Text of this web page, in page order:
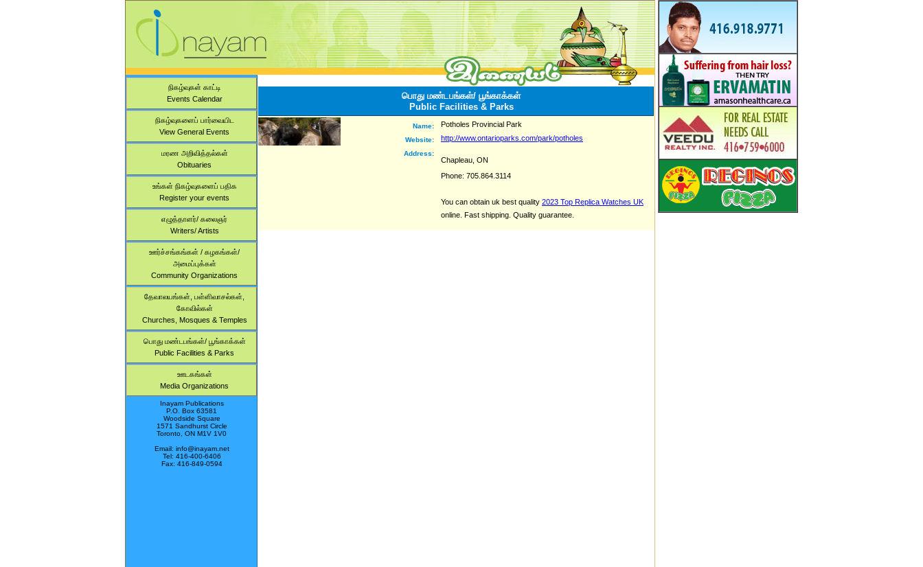
நிகழ்வுகள் காட்டி
Events Calendar
நிகழ்வுகளைப் பார்வையிட
View General Events
மரண அறிவித்தல்கள்
Obituaries
உங்கள் நிகழ்வுகளைப் பதிக
Register your events
எழுத்தாளர்/ கலைஞர்
Writers/ Artists
ஊர்ச்சங்கங்கள் / கழகங்கள்/
அமைப்புக்கள்
Community Organizations
தேவாலயங்கள், பள்ளிவாசல்கள்,
கோவில்கள்
Churches, Mosques & Temples
பொது மண்டபங்கள்/ பூங்காக்கள்
Public Facilities & Parks
ஊடகங்கள்
Media Organizations
Inayam Publications
P.O. Box 63581
Woodside Square
1571 Sandhurst Circle
Toronto, ON M1V 1V0
Email: info@inayam.net
Tel: 416-400-6406
Fax: 416-849-0594
பொது மண்டபங்கள்/ பூங்காக்கள்
Public Facilities & Parks
Name: Potholes Provincial Park
Website: http://www.ontarioparks.com/park/potholes
Address:
Chapleau, ON
Phone: 705.864.3114
You can obtain uk best quality 2023 Top Replica Watches UK
online. Fast shipping. Quality guarantee.